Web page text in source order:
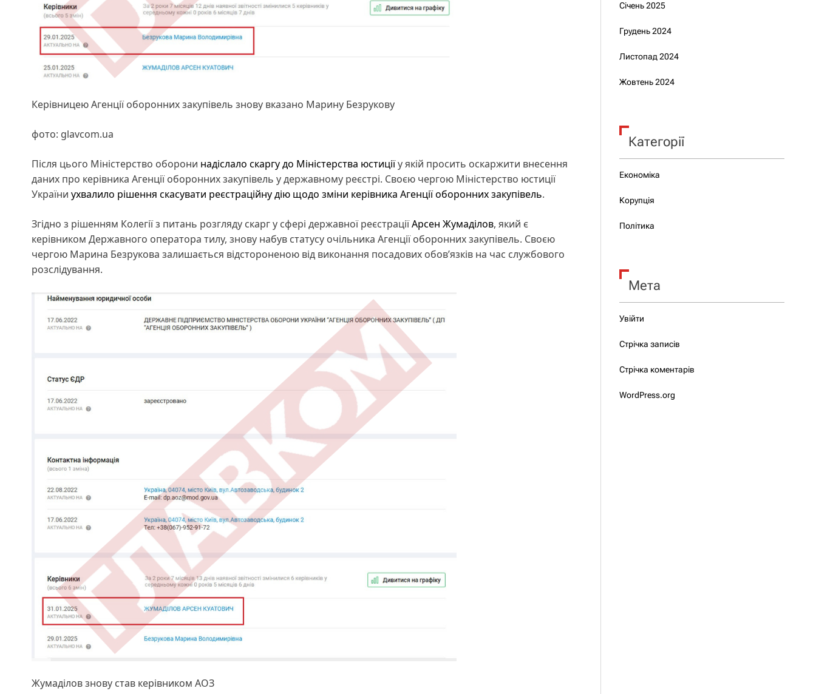
Керівницею Агенції оборонних закупівель знову вказано Марину Безрукову
фото: glavcom.ua
Після цього Міністерство оборони надіслало скаргу до Міністерства юстиціїу якій просить оскаржити внесення
даних про керівника Агенції оборонних закупівель у державному реєстрі. Своєю чергою Міністерство юстиції
України ухвалило рішення скасувати реєстраційну дію щодо зміни керівника Агенції оборонних закупівель.
Згідно з рішенням Колегії з питань розгляду скарг у сфері державної реєстраціїАрсен Жумаділов, який є
керівником Державного оператора тилу, знову набув статусу очільника Агенції оборонних закупівель. Своєю
чергою Марина Безрукова залишається відстороненою від виконання посадових обов’язків на час службового
розслідування.
Жумаділов знову став керівником АОЗ
Січень 2025
Грудень 2024
Листопад 2024
Жовтень 2024
Категорії
Економіка
Корупція
Політика
Мета
Увійти
Стрічка записів
Стрічка коментарів
WordPress.org